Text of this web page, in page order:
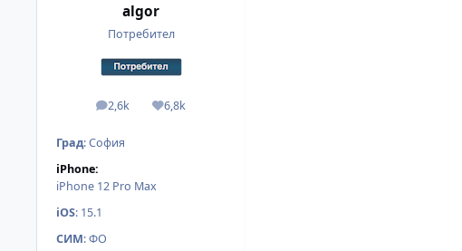
algor
Потребител
2,6k
мнения 6,8k
Reputation
Град:София
iPhone:
iPhone 12 Pro Max
iOS: 15.1
СИМ:ФО